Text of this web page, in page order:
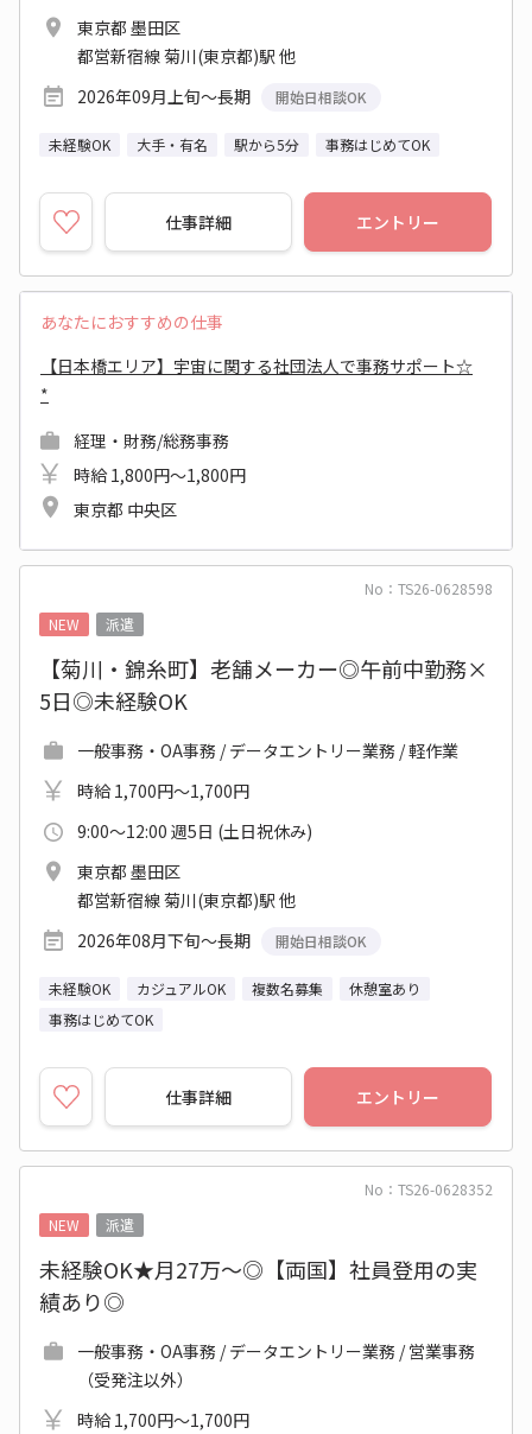
東京都 墨田区
都営新宿線 菊川(東京都)駅 他
2026年09月上旬～長期
開始日相談OK
未経験OK 大手・有名 駅から5分 事務はじめてOK
仕事詳細 エントリー
あなたにおすすめの仕事
【日本橋エリア】宇宙に関する社団法人で事務サポート☆
*
経理・財務/総務事務
時給 1,800円～1,800円
東京都 中央区
No：TS26-0628598
NEW
派遣
【菊川・錦糸町】老舗メーカー◎午前中勤務×
5日◎未経験OK
一般事務・OA事務 / データエントリー業務 / 軽作業
時給 1,700円～1,700円
9:00～12:00 週5日 (土日祝休み)
東京都 墨田区
都営新宿線 菊川(東京都)駅 他
2026年08月下旬～長期
開始日相談OK
未経験OK カジュアルOK 複数名募集
休憩室あり
事務はじめてOK
仕事詳細 エントリー
No：TS26-0628352
NEW
派遣
未経験OK★月27万～◎【両国】社員登用の実
績あり◎
一般事務・OA事務 / データエントリー業務 / 営業事務
（受発注以外）
時給 1,700円～1,700円